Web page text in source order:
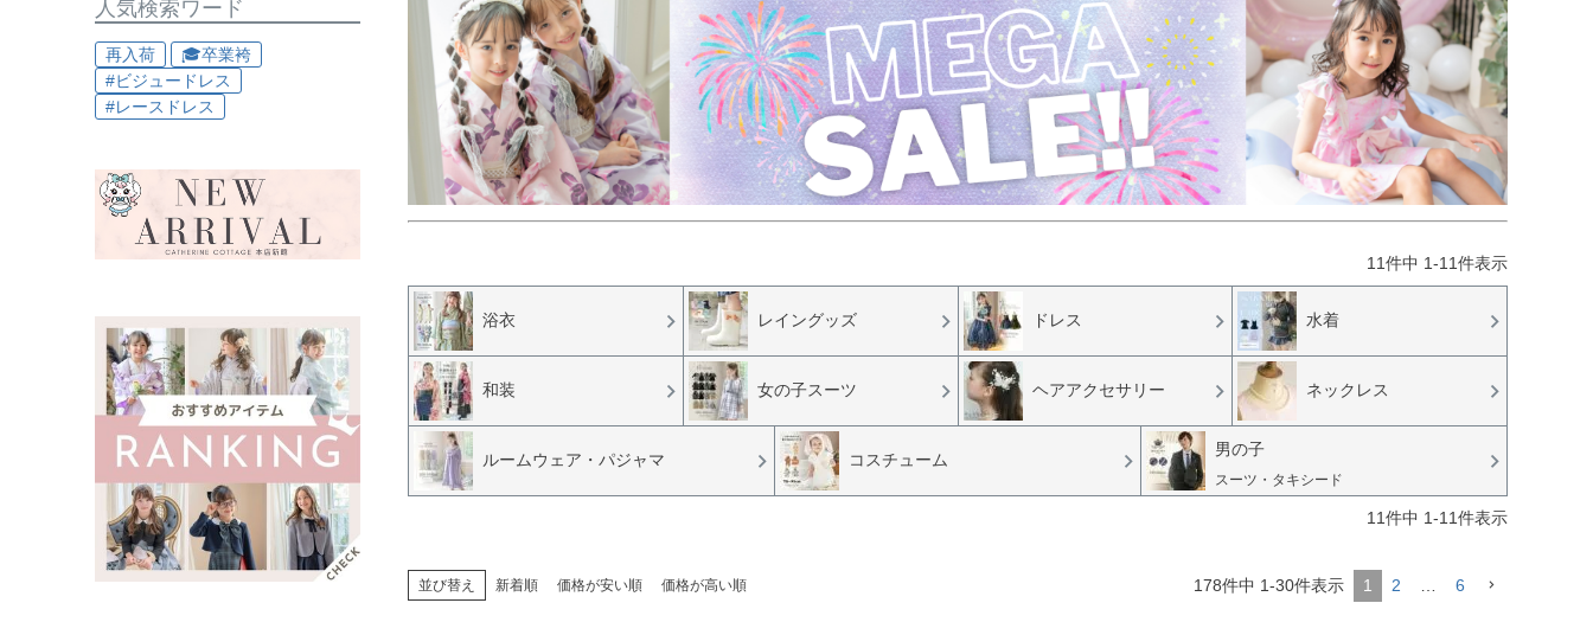
人気検索ワード
再入荷
🎓卒業袴
#ビジュードレス
#レースドレス
11件中 1-11件表示
浴衣 レイングッズ ドレス 水着
和装 女の子スーツ ヘアアクセサリー ネックレス
ルームウェア・パジャマ コスチューム
男の子
スーツ・タキシード
11件中 1-11件表示
並び替え 新着順 価格が安い順 価格が高い順 178件中 1-30件表示 1 2 6